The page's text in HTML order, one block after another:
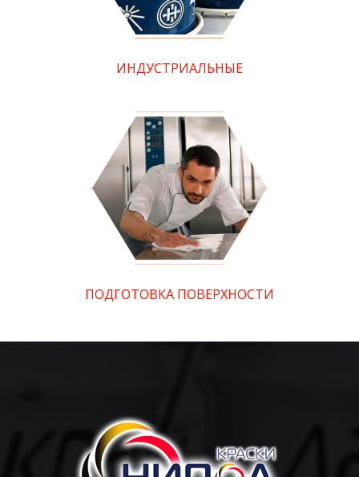
ИНДУСТРИАЛЬНЫЕ
ПОДГОТОВКА ПОВЕРХНОСТИ